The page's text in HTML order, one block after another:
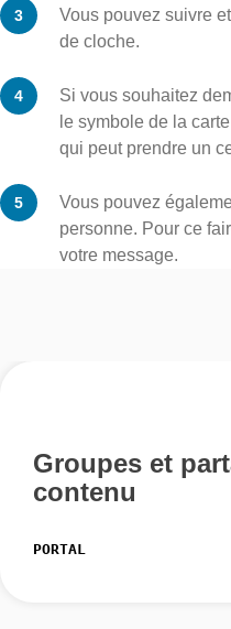
Vous pouvez suivre
de cloche.
Si vous souhaitez
le symbole de la
qui peut prendre un
Vous pouvez
personne. Pour ce
votre message.
Groupes et
contenu
PORTAL